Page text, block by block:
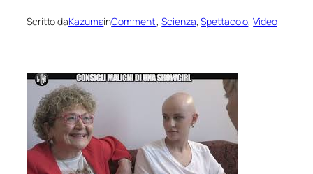
Scritto daKazumainCommenti, Scienza, Spettacolo, Video